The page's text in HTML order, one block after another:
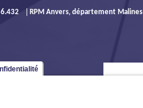
RPM Anvers, département Malines